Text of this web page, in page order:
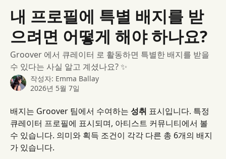
내 프로필에 특별 배지를 받
으려면 어떻게 해야 하나요?
Groover 에서 큐레이터 로 활동하면 특별한 배지를 받을
수 있다는 사실 알고 계셨나요? ✨
작성자: Emma Ballay
2026년 5월 7일
배지는 Groover 팀에서 수여하는 성취 표시입니다. 특정
큐레이터 프로필에 표시되며, 아티스트 커뮤니티에서 볼
수 있습니다. 의미와 획득 조건이 각각 다른 총 6개의 배지
가 있습니다.